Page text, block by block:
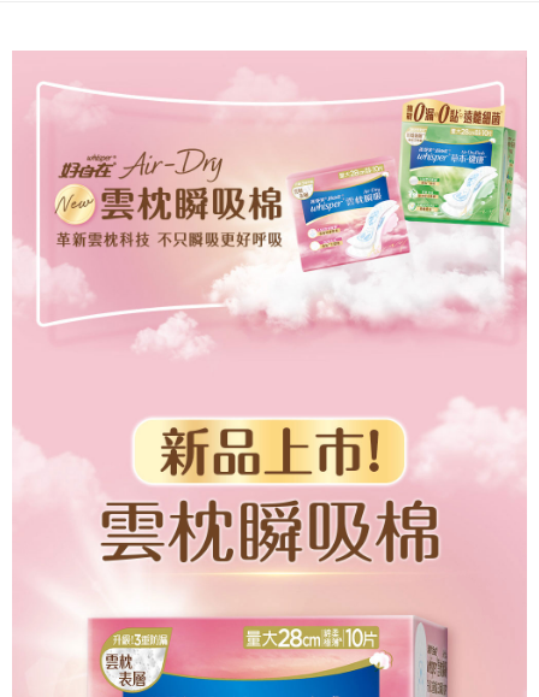
請求用戶進行身份認證。
恩沛科技股份有限公司將有權停止該用戶之使用額度並採取法律行動。